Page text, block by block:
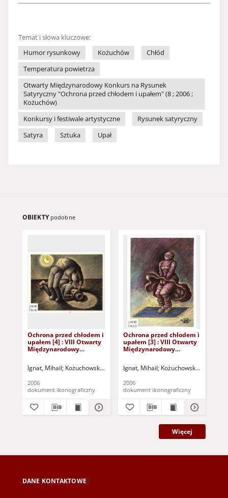
Temat i słowa kluczowe:
Humor rysunkowy
Kożuchów
Chłód
Temperatura powietrza
Otwarty Międzynarodowy Konkurs na Rysunek
Satyryczny "Ochrona przed chłodem i upałem" (8 ; 2006 ;
Kożuchów)
Konkursy i festiwale artystyczne
Rysunek satyryczny
Satyra
Sztuka Upał
OBIEKTY podobne
Ochrona przed chłodem i
upałem [4] : VIII Otwarty
Międzynarodowy
Satyryczny / Mihail Ignat
Ignat, Mihail Kożuchowski Ośrodek Kultury i Sportu "Zamek"
2006
dokument ikonograficzny
Ochrona przed chłodem i
upałem [3] : VIII Otwarty
Międzynarodowy
Satyryczny / Mihail Ignat
Ignat, Mihail Kożuchowski Ośrodek
2006
dokument ikonograficzny
Więcej
DANE KONTAKTOWE